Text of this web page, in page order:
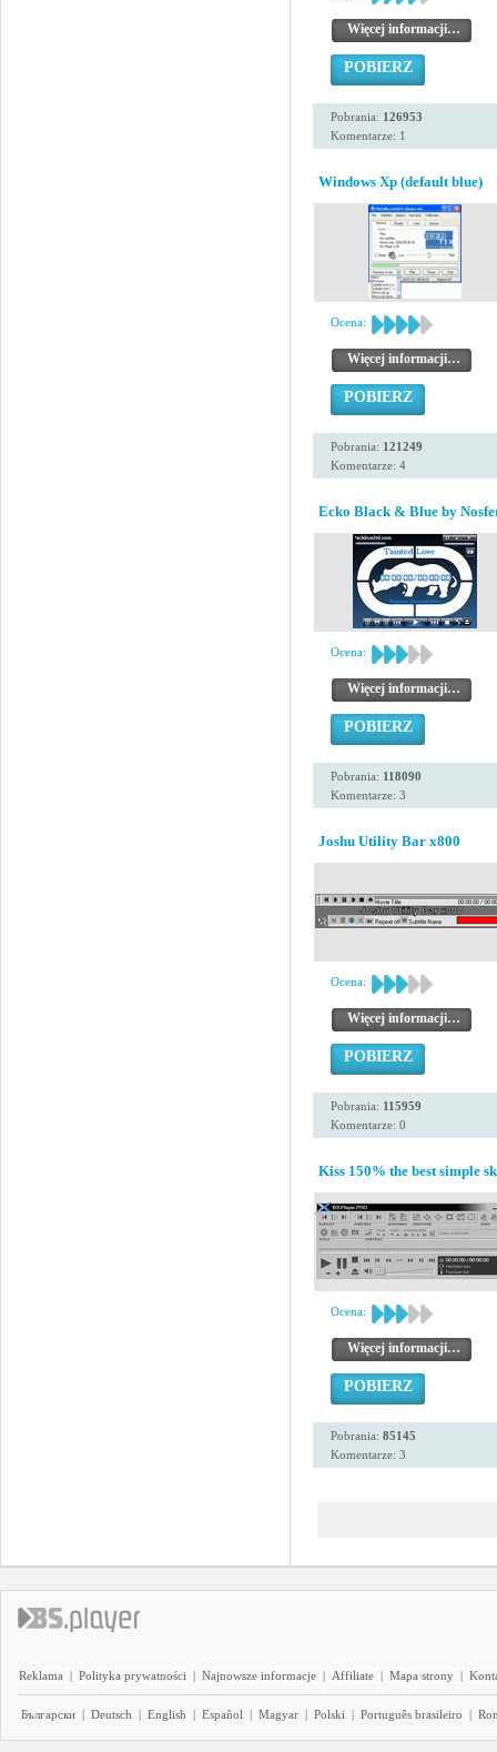
Więcej informacji…
POBIERZ
Pobrania: 126953
Komentarze: 1
Windows Xp (default blue)
Ocena:
Więcej informacji…
POBIERZ
Pobrania: 121249
Komentarze: 4
Ecko Black & Blue by
Ocena:
Więcej informacji…
POBIERZ
Pobrania: 118090
Komentarze: 3
Joshu Utility Bar x800
Ocena:
Więcej informacji…
POBIERZ
Pobrania: 115959
Komentarze: 0
Kiss 150% the best simple
Ocena:
Więcej informacji…
POBIERZ
Pobrania: 85145
Komentarze: 3
Reklama | Polityka prywatności | Najnowsze informacje | Affiliate | Mapa strony |
Български | Deutsch | English | Español | Magyar | Polski | Português brasileiro |